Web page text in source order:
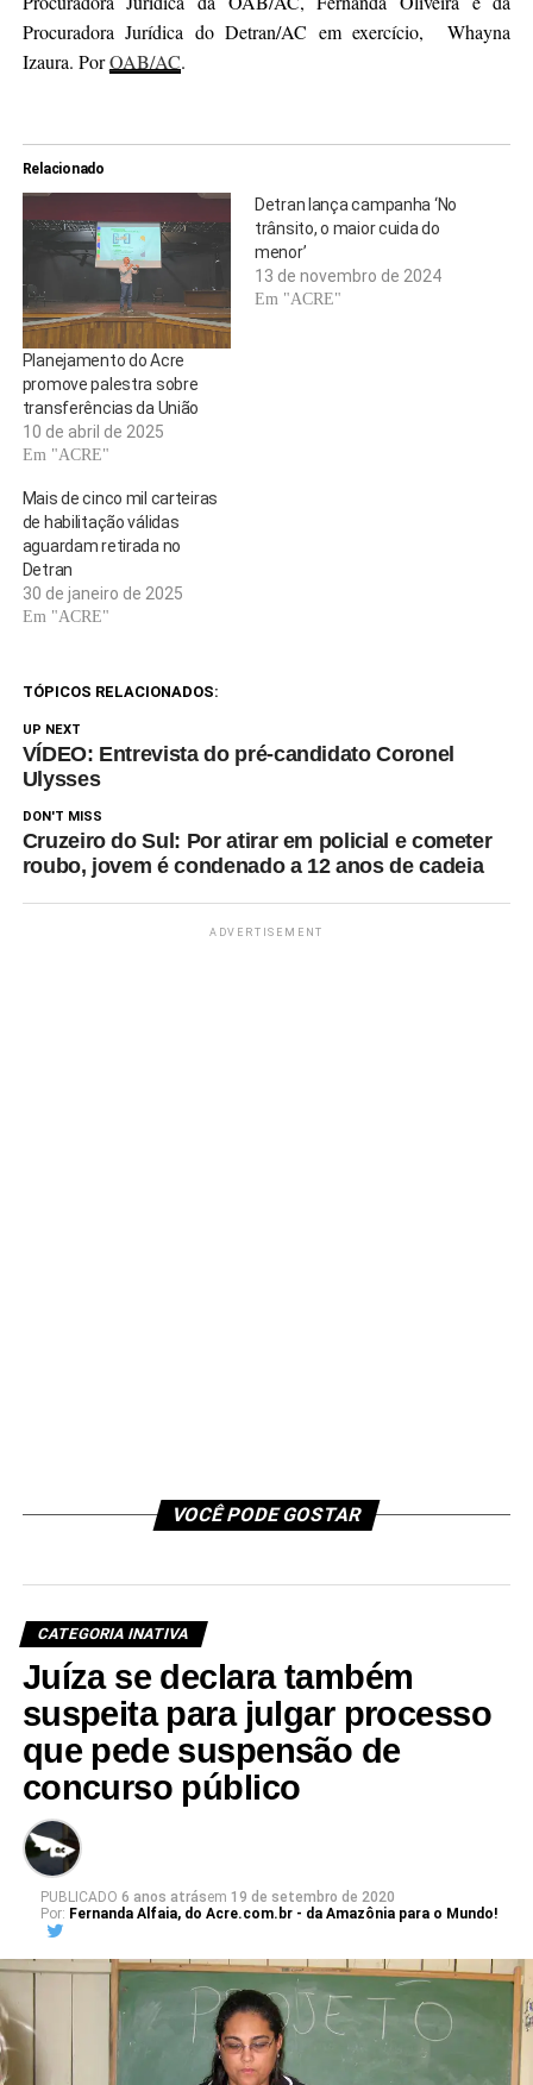
Procuradora Jurídica do Detran/AC em exercício, Whayna
Izaura. PorOAB/AC.
Relacionado
Planejamento do Acre
promove palestra sobre
transferências da União
10 de abril de 2025
Em "ACRE"
Detran lança campanha ‘No
trânsito, o maior cuida do
menor’
13 de novembro de 2024
Em "ACRE"
Mais de cinco mil carteiras
de habilitação válidas
aguardam retirada no
Detran
30 de janeiro de 2025
Em "ACRE"
TÓPICOS RELACIONADOS:
UP NEXT
VÍDEO: Entrevista do pré-candidato Coronel
Ulysses
DON'T MISS
Cruzeiro do Sul: Por atirar em policial e cometer
roubo, jovem é condenado a 12 anos de cadeia
ADVERTISEMENT
VOCÊ PODE GOSTAR
CATEGORIA INATIVA
Juíza se declara também
suspeita para julgar processo
que pede suspensão de
concurso público
PUBLICADO 6 anos atrásem 19 de setembro de 2020
Por: Fernanda Alfaia, do Acre.com.br - da Amazônia para o Mundo!